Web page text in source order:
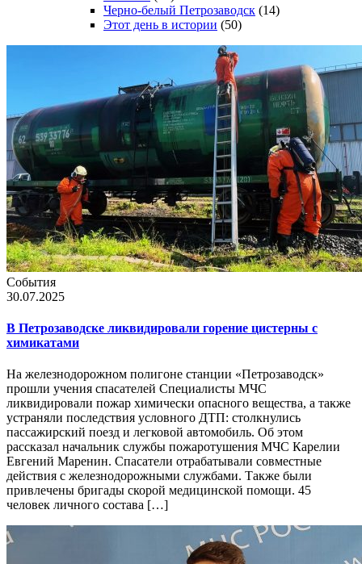
Черно-белый Петрозаводск (14)
Этот день в истории (50)
События
30.07.2025
В Петрозаводске ликвидировали горение цистерны с
химикатами
На железнодорожном полигоне станции «Петрозаводск»
прошли учения спасателей Специалисты МЧС
ликвидировали пожар химически опасного вещества, а также
устраняли последствия условного ДТП: столкнулись
пассажирский поезд и легковой автомобиль. Об этом
рассказал начальник службы пожаротушения МЧС Карелии
Евгений Маренин. Спасатели отрабатывали совместные
действия с железнодорожными службами. Также были
привлечены бригады скорой медицинской помощи. 45
человек личного состава […]